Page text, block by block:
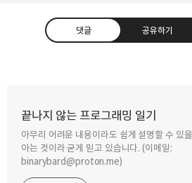
댓글 공유하기
끝나지 않는 프로그래밍 일기
아무리 어려운 내용이라도 쉽게 설명할 수 있
아는 것이라 굳게 믿고 있습니다. (이메일:
binarybard@proton.me)
구독하기 카카오톡